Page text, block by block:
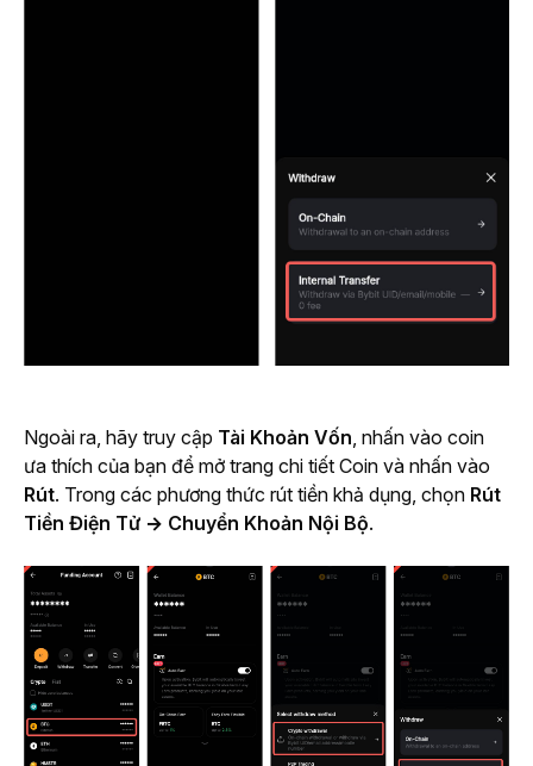
Ngoài ra, hãy truy cập Tài Khoản Vốn, nhấn vào coin
Rút. Trong các phương thức rút tiền khả dụng, chọn Rút
Tiền Điện Tử → Chuyển Khoản Nội Bộ.